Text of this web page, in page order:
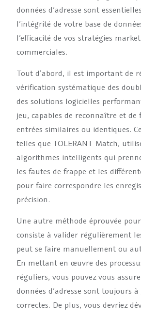
données d’adresse sont
l’intégrité de votre base de
l’efficacité de vos stratégies
commerciales.
Tout d’abord, il est important de
vérification systématique des
des solutions logicielles
jeu, capables de reconnaître et de
entrées similaires ou identiques.
telles que TOLERANT Match,
algorithmes intelligents qui
les fautes de frappe et les
pour faire correspondre les
précision.
Une autre méthode éprouvée
consiste à valider régulièrement
peut se faire manuellement ou
En mettant en œuvre des
réguliers, vous pouvez vous
données d’adresse sont toujours
correctes. De plus, vous devriez